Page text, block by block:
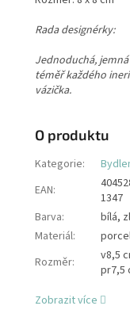
Rada designérky:
Jednoduchá,
téměř každého
vázička.
O produktu
Kategorie:
EAN:
1347
Barva:
bílá,
Materiál:
Rozměr:
v8,5
pr7,5
Zobrazit více